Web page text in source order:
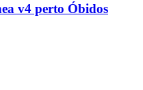
v4 perto Óbidos